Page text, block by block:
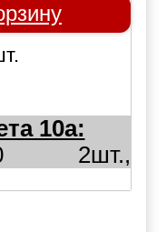
10а:
2шт.,